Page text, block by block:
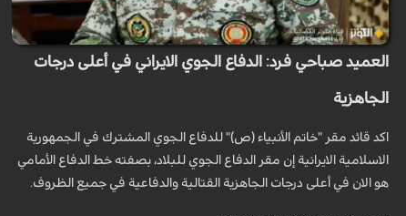
العميد صباحي فرد: الدفاع الجوي الايراني في أعلى درجات
الجاهزية
اكد قائد مقر "خاتم الأنبياء (ص)" للدفاع الجوي المشترك في الجمهورية
الاسلامية الايرانية إن مقر الدفاع الجوي للبلاد، بصفته خط الدفاع الأمامي
هو الان في أعلى درجات الجاهزية القتالية والدفاعية في جميع الظروف.